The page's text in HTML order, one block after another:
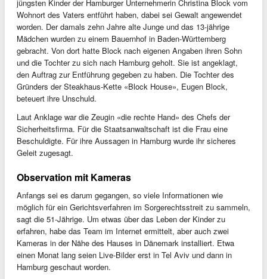
jüngsten Kinder der Hamburger Unternehmerin Christina Block vom
Wohnort des Vaters entführt haben, dabei sei Gewalt angewendet
worden. Der damals zehn Jahre alte Junge und das 13-jährige
Mädchen wurden zu einem Bauernhof in Baden-Württemberg
gebracht. Von dort hatte Block nach eigenen Angaben ihren Sohn
und die Tochter zu sich nach Hamburg geholt. Sie ist angeklagt,
den Auftrag zur Entführung gegeben zu haben. Die Tochter des
Gründers der Steakhaus-Kette «Block House», Eugen Block,
beteuert ihre Unschuld.
Laut Anklage war die Zeugin «die rechte Hand» des Chefs der
Sicherheitsfirma. Für die Staatsanwaltschaft ist die Frau eine
Beschuldigte. Für ihre Aussagen in Hamburg wurde ihr sicheres
Geleit zugesagt.
Observation mit Kameras
Anfangs sei es darum gegangen, so viele Informationen wie
möglich für ein Gerichtsverfahren im Sorgerechtsstreit zu sammeln,
sagt die 51-Jährige. Um etwas über das Leben der Kinder zu
erfahren, habe das Team im Internet ermittelt, aber auch zwei
Kameras in der Nähe des Hauses in Dänemark installiert. Etwa
einen Monat lang seien Live-Bilder erst in Tel Aviv und dann in
Hamburg geschaut worden.